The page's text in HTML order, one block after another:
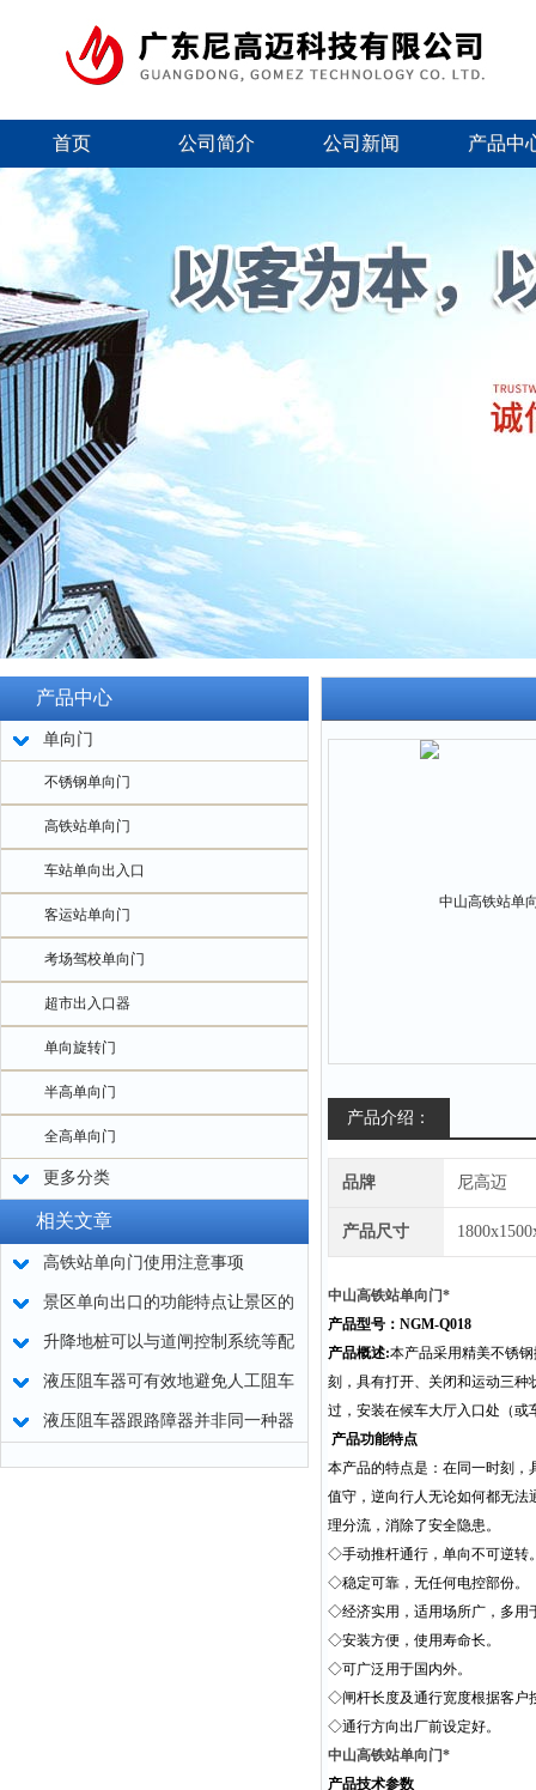
首页 公司简介 公司新闻 产品中
产品中心
单向门
不锈钢单向门
高铁站单向门
车站单向出入口
客运站单向门
考场驾校单向门
超市出入口器
单向旋转门
半高单向门
全高单向门
更多分类
相关文章
高铁站单向门使用注意事项
景区单向出口的功能特点让景区的
行人出入口管理更加便捷
升降地桩可以与道闸控制系统等配
套使用或者单独使用
液压阻车器可有效地避免人工阻车
易带来的偏差
液压阻车器跟路障器并非同一种器
产品介绍：
品牌 尼高迈
产品尺寸
中山高铁站单向门*
产品型号：NGM-Q018
产品概述:本产品采用精美不锈
刻，具有打开、关闭和运动三种
过，安装在候车大厅入口处（
产品功能特点
本产品的特点是：在同一时刻，
值守，逆向行人无论如何都无法
理分流，消除了安全隐患。
◇手动推杆通行，单向不可逆转
◇稳定可靠，无任何电控部份。
◇经济实用，适用场所广，多用
◇安装方便，使用寿命长。
◇可广泛用于国内外。
◇闸杆长度及通行宽度根据客户
◇通行方向出厂前设定好。
中山高铁站单向门*
产品技术参数